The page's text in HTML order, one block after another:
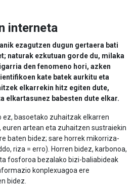
interneta
ezagutzen dugun gertaera bati
naturak ezkutuan gorde du, milaka
den fenomeno hori, azken
kate batek aurkitu eta
elkarrekin hitz egiten dute,
elkartasunez babesten dute elkar.
ez, basoetako zuhaitzak elkarren
artean eta zuhaitzen sustraiekin
baten bidez; sare horrek mikorriza-
riza = erro). Horren bidez, karbonoa,
fosforoa bezalako bizi-baliabideak
konplexuagoa ere
bidez.